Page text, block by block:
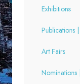
Exhibitions
Publications
Art Fairs
Nominations